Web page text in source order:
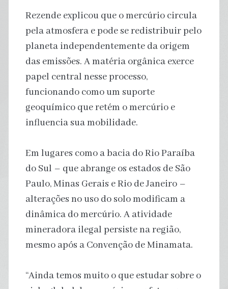
Rezende explicou que o mercúrio circula
pela atmosfera e pode se redistribuir pelo
planeta independentemente da origem
das emissões. A matéria orgânica exerce
papel central nesse processo,
funcionando como um suporte
geoquímico que retém o mercúrio e
influencia sua mobilidade.
Em lugares como a bacia do Rio Paraíba
do Sul – que abrange os estados de São
Paulo, Minas Gerais e Rio de Janeiro –
alterações no uso do solo modificam a
dinâmica do mercúrio. A atividade
mineradora ilegal persiste na região,
mesmo após a Convenção de Minamata.
“Ainda temos muito o que estudar sobre o